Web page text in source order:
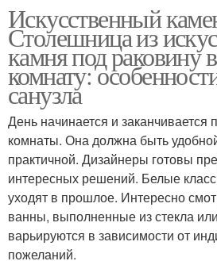
Искусственный
Столешница из
камня под раковину
комнату:
санузла
День начинается и
комнаты. Она должна быть
практичной. Дизайнеры готовы
интересных решений. Белые
уходят в прошлое. Интересно
ванны, выполненные из стекла
варьируются в зависимости от
пожеланий.